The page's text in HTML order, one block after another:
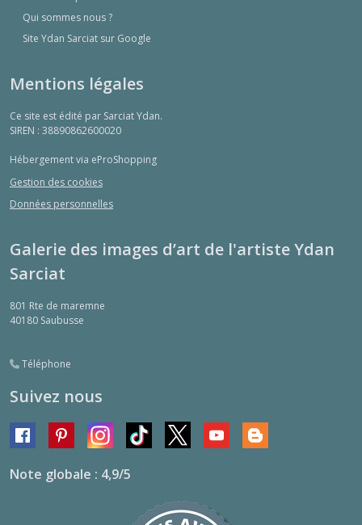
Qui sommes nous ?
Site Ydan Sarciat sur Google
Mentions légales
Ce site est édité par Sarciat Ydan.
SIREN : 38890862600020
Hébergement via eProShopping
Gestion des cookies
Données personnelles
Galerie des images d’art de l'artiste Ydan
Sarciat
801 Rte de maremne
40180 Saubusse
Téléphone
Suivez nous
Note globale : 4,9/5